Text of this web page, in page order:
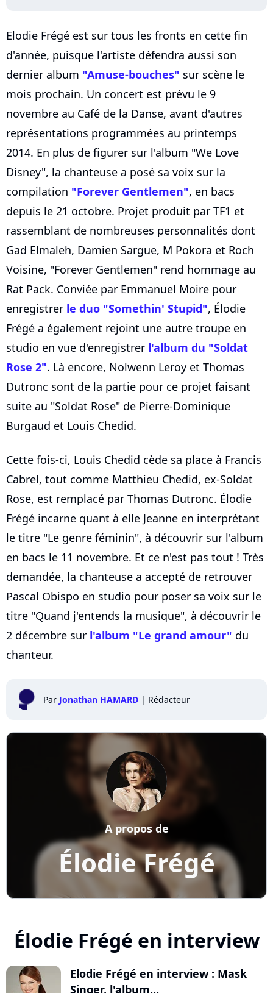
Elodie Frégé est sur tous les fronts en cette fin
d'année, puisque l'artiste défendra aussi son
dernier album "Amuse-bouches" sur scène le
mois prochain. Un concert est prévu le 9
novembre au Café de la Danse, avant d'autres
représentations programmées au printemps
2014. En plus de figurer sur l'album "We Love
Disney", la chanteuse a posé sa voix sur la
compilation "Forever Gentlemen", en bacs
depuis le 21 octobre. Projet produit par TF1 et
rassemblant de nombreuses personnalités dont
Gad Elmaleh, Damien Sargue, M Pokora et Roch
Voisine, "Forever Gentlemen" rend hommage au
Rat Pack. Conviée par Emmanuel Moire pour
enregistrer le duo "Somethin' Stupid", Élodie
Frégé a également rejoint une autre troupe en
studio en vue d'enregistrer l'album du "Soldat
Rose 2". Là encore, Nolwenn Leroy et Thomas
Dutronc sont de la partie pour ce projet faisant
suite au "Soldat Rose" de Pierre-Dominique
Burgaud et Louis Chedid.
Cette fois-ci, Louis Chedid cède sa place à Francis
Cabrel, tout comme Matthieu Chedid, ex-Soldat
Rose, est remplacé par Thomas Dutronc. Élodie
Frégé incarne quant à elle Jeanne en interprétant
le titre "Le genre féminin", à découvrir sur l'album
en bacs le 11 novembre. Et ce n'est pas tout ! Très
demandée, la chanteuse a accepté de retrouver
Pascal Obispo en studio pour poser sa voix sur le
titre "Quand j'entends la musique", à découvrir le
2 décembre sur l'album "Le grand amour" du
chanteur.
Par Jonathan HAMARD | Rédacteur
Élodie Frégé
A propos de
Élodie Frégé en interview
Elodie Frégé en interview : Mask
Singer, l'album...